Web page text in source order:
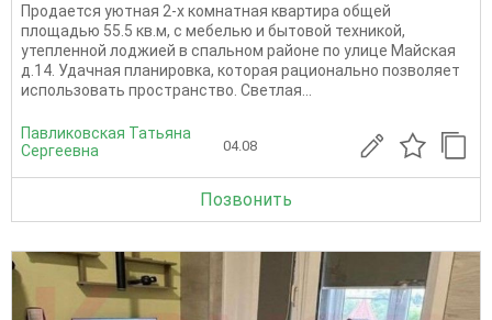
Продается уютная 2-х комнатная квартира общей
площадью 55.5 кв.м, с мебелью и бытовой техникой,
утепленной лоджией в спальном районе по улице Майская
д.14. Удачная планировка, которая рационально позволяет
использовать пространство. Светлая...
Павликовская Татьяна
Сергеевна
04.08
Позвонить